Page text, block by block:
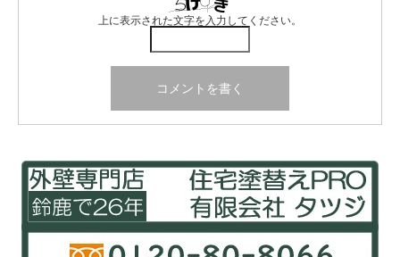
上に表示された文字を入力してください。